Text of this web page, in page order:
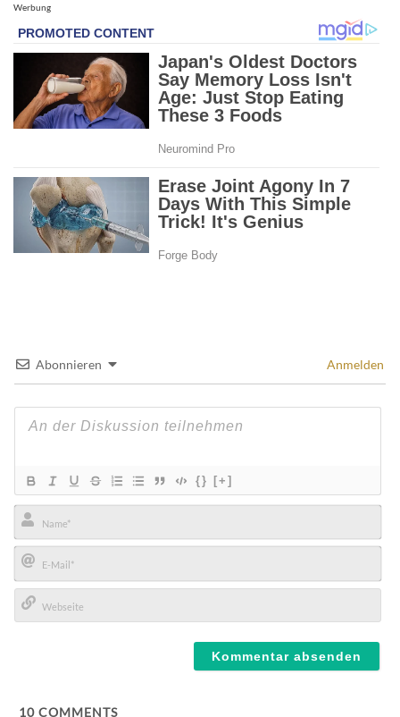
Werbung
Abonnieren Anmelden
{} [+]
Name*
E-
Mail*
10 COMMENTS